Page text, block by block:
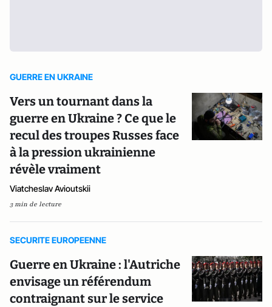
GUERRE EN UKRAINE
Vers un tournant dans la
guerre en Ukraine ? Ce que le
recul des troupes Russes face
à la pression ukrainienne
révèle vraiment
Viatcheslav Avioutskii
3 min de lecture
SECURITE EUROPEENNE
Guerre en Ukraine : l'Autriche
envisage un référendum
contraignant sur le service